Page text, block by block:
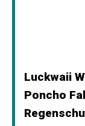
Luckwaii
Poncho